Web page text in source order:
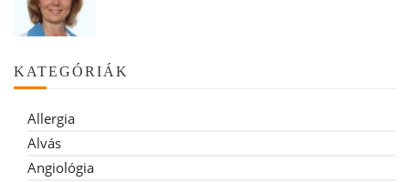
KATEGÓRIÁK
Allergia
Alvás
Angiológia